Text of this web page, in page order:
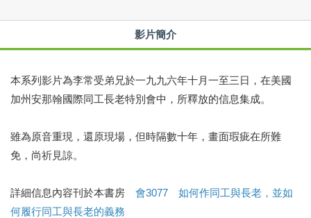
影片簡介
本系列影片為李常受弟兄於一九九六年十月一至三日，在美國
加州安那翰國際同工長老特別會中，所釋放的信息集成。
雖為原音重現，還原現場，但時隔數十年，畫面瑕疵在所難
免，尚祈見諒。
詳細信息內容刊於本書房 會3077 如何作同工與長老，並如
何履行同工與長老的義務